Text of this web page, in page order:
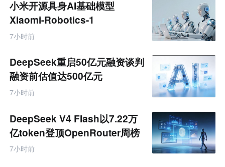
产
业
互
联
网
小米开源具身AI基础模型
Xiaomi-Robotics-1
7小时前
DeepSeek重启50亿元融资谈判
融资前估值达500亿元
7小时前
DeepSeek V4 Flash以7.22万
亿token登顶OpenRouter周榜
7小时前